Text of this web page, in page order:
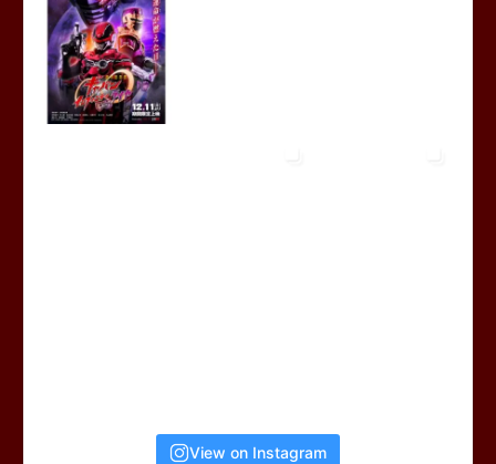
View on Instagram